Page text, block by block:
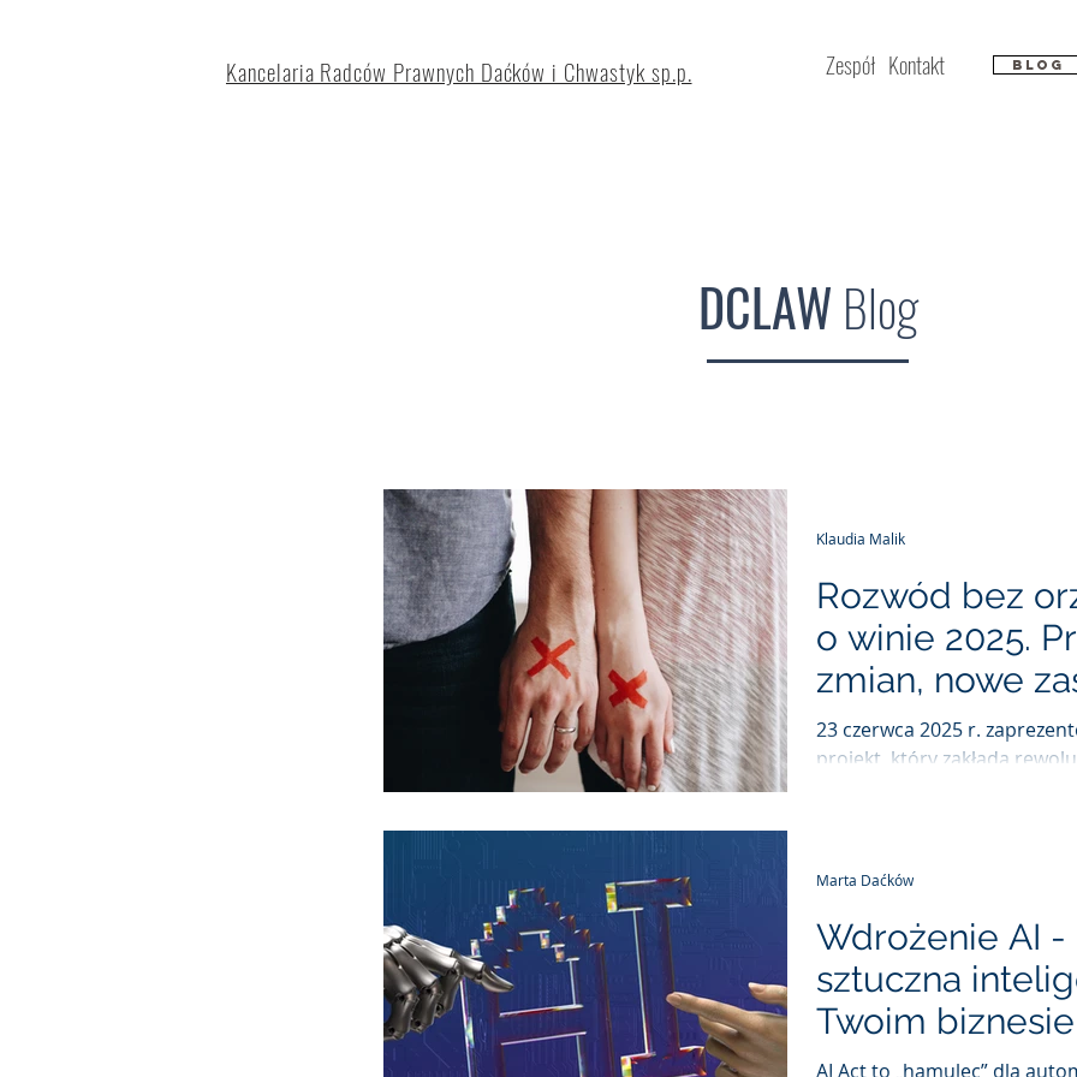
Kancelaria Radców Prawnych Daćków i Chwastyk sp.p. Zespół Kontakt Blog
DCLAW Blog
Rozwód bez
o winie 2025.
zmian, nowe
alimenty na
23 czerwca 2025 r.
projekt, który zakłada
Klaudia Malik
Wdrożenie AI -
sztuczna
Twoim biznesie
AI Act to „hamulec” dla
Marta Daćków